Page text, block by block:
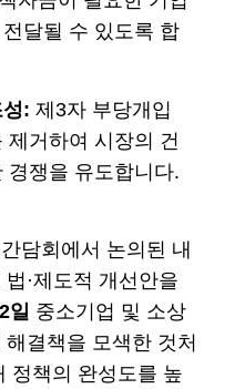
달될 수 있도록 합
: 제3자 부당개입
제거하여 시장의 건
경쟁을 유도합니다.
담회에서 논의된 내
·제도적 개선안을
일 중소기업 및 소상
결책을 모색한 것처
정책의 완성도를 높